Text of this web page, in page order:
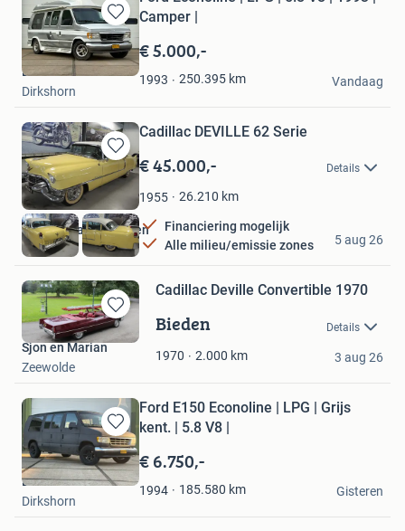
Bewaren
in
Mijn
Favorieten
Camper |
€ 5.000,-
1993 250.395 km
ElmoJohn
Dirkshorn
Vandaag
Bewaren
in
Mijn
Favorieten
Cadillac DEVILLE 62 Serie
€ 45.000,- Details
1955 26.210 km
Financiering mogelijk
Alle milieu/emissie zones
W. ter Braake Motoren
Nijeveen
5 aug 26
Bewaren
in
Mijn
Cadillac Deville Convertible 1970
Bieden Details
1970 2.000 km
Sjon en Marian
Zeewolde
3 aug 26
Bewaren
in
Mijn
Favorieten
Ford E150 Econoline | LPG | Grijs
kent. | 5.8 V8 |
€ 6.750,-
1994 185.580 km
ElmoJohn
Dirkshorn
Gisteren